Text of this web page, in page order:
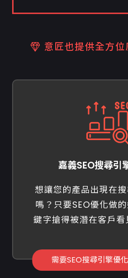
意匠也提供全方
嘉義SEO搜尋引
想讓您的產品出現在
嗎？只要SEO優化做
鍵字搶得被潛在客戶
需要SEO搜尋引擎優